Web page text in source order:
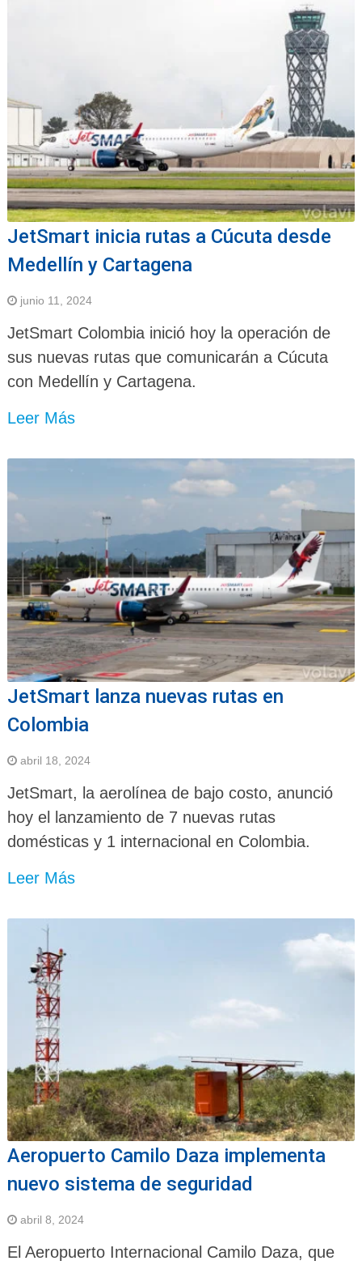
JetSmart inicia rutas a Cúcuta desde
Medellín y Cartagena
junio 11, 2024
JetSmart Colombia inició hoy la operación de
sus nuevas rutas que comunicarán a Cúcuta
con Medellín y Cartagena.
Leer Más
JetSmart lanza nuevas rutas en
Colombia
abril 18, 2024
JetSmart, la aerolínea de bajo costo, anunció
hoy el lanzamiento de 7 nuevas rutas
domésticas y 1 internacional en Colombia.
Leer Más
Aeropuerto Camilo Daza implementa
nuevo sistema de seguridad
abril 8, 2024
El Aeropuerto Internacional Camilo Daza, que